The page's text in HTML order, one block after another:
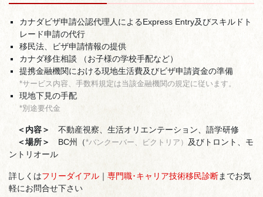
カナダビザ申請公認代理人によるExpress Entry及びスキルドト
レード申請の代行
移民法、ビザ申請情報の提供
カナダ移住相談 （お子様の学校手配など）
提携金融機関における現地生活費及びビザ申請資金の準備
*サービス内容、手数料規定は当該金融機関の規定に従います。
現地下見の手配
*別途要代金
＜内容＞
不動産視察、生活オリエンテーション、語学研修
＜場所＞
BC州（*バンクーバー、ビクトリア） 及びトロント、モ
ントリオール
詳しくはフリーダイアル ｜ 専門職･キャリア技術移民診断までお気
軽にお問合せ下さい